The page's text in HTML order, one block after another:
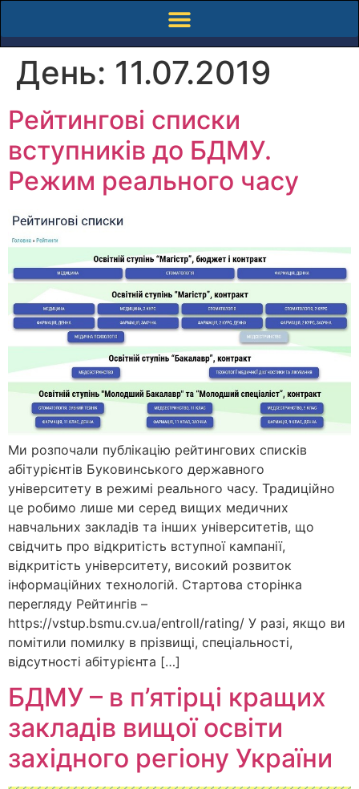
День: 11.07.2019
Рейтингові списки
вступників до БДМУ.
Режим реального часу
Ми розпочали публікацію рейтингових списків
абітурієнтів Буковинського державного
університету в режимі реального часу. Традиційно
це робимо лише ми серед вищих медичних
навчальних закладів та інших університетів, що
свідчить про відкритість вступної кампанії,
відкритість університету, високий розвиток
інформаційних технологій. Стартова сторінка
перегляду Рейтингів –
https://vstup.bsmu.cv.ua/entroll/rating/ У разі, якщо ви
помітили помилку в прізвищі, спеціальності,
відсутності абітурієнта […]
БДМУ – в п’ятірці кращих
закладів вищої освіти
західного регіону України